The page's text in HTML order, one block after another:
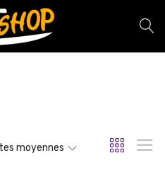
moyennes